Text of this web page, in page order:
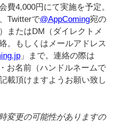
費4,000円にて実施を予定。
Twitterで@AppComing宛の
またはDM（ダイレクトメ
。もしくはメールアドレス
」まで。連絡の際は
お名前（ハンドルネームで
載頂けますようお願い致し
変更の可能性がありますの